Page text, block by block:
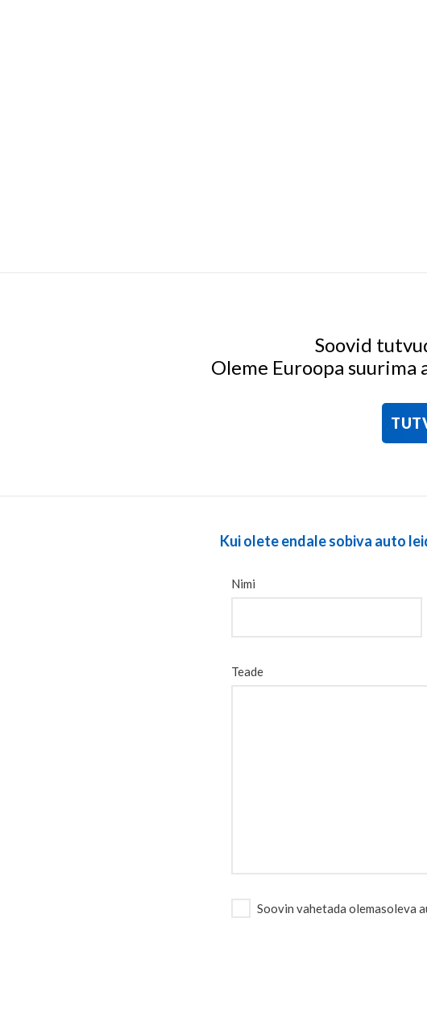
Soovid
Oleme Euroopa
Kui olete endale sobiva auto
Nimi
Teade
Soovin vahetada olemasoleva